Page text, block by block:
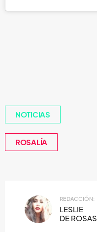
NOTICIAS
ROSALÍA
REDACCIÓN:
LESLIE
DE ROSAS